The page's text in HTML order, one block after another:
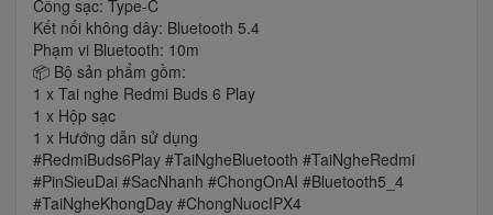
Cổng sạc: Type-C
Kết nối không dây: Bluetooth 5.4
Phạm vi Bluetooth: 10m
📦 Bộ sản phẩm gồm:
1 x Tai nghe Redmi Buds 6 Play
1 x Hộp sạc
1 x Hướng dẫn sử dụng
#RedmiBuds6Play #TaiNgheBluetooth #TaiNgheRedmi
#PinSieuDai #SacNhanh #ChongOnAI #Bluetooth5_4
#TaiNgheKhongDay #ChongNuocIPX4